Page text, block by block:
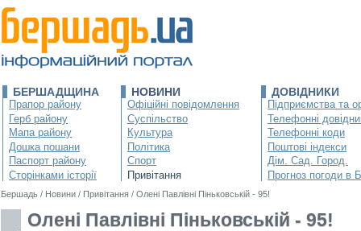
БЕРШАДЩИНА
Прапор району
Герб району
Мапа району
Дошка пошани
Паспорт району
Сторінками історії
НОВИНИ
Офіційні повідомлення
Суспільство
Культура
Політика
Спорт
Привітання
ДОВІДНИКИ
Підприємства та
Телефонні
Телефонні коди
Поштові індекси
Дім. Сад. Город.
Прогноз погоди в
Бершадь / Новини / Привітання / Олені Павлівні Піньковській - 95!
Олені Павлівні Піньковській - 95!